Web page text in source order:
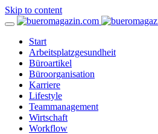
Skip to content
Start
Arbeitsplatzgesundheit
Büroartikel
Büroorganisation
Karriere
Lifestyle
Teammanagement
Wirtschaft
Workflow